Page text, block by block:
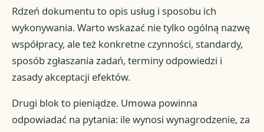
Rdzeń dokumentu to opis usług i sposobu ich
wykonywania. Warto wskazać nie tylko ogólną nazwę
współpracy, ale też konkretne czynności, standardy,
sposób zgłaszania zadań, terminy odpowiedzi i
zasady akceptacji efektów.
Drugi blok to pieniądze. Umowa powinna
odpowiadać na pytania: ile wynosi wynagrodzenie, za